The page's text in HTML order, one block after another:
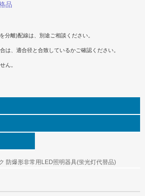
品
分離)配線は、別途ご相談ください。
は、適合径と合致しているかご確認ください。
ん。
防爆形非常用LED照明器具(蛍光灯代替品)